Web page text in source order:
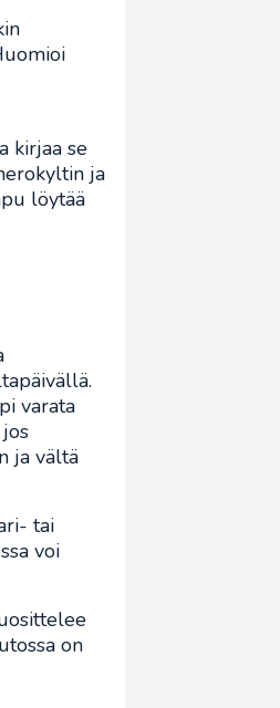
kirjaa se
ja
löytää
varata
ja vältä
tai
voi
on